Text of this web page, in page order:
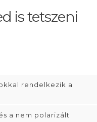
is tetszeni
rendelkezik a
a nem polarizált